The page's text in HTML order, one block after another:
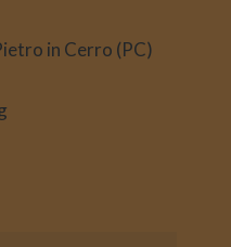
in Cerro (PC)